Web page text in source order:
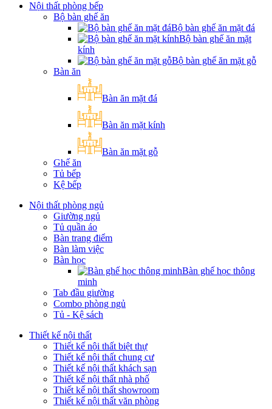
Nội thất phòng bếp
Bộ bàn ghế ăn
Bộ bàn ghế ăn mặt đá
Bộ bàn ghế ăn mặt
kính
Bộ bàn ghế ăn mặt gỗ
Bàn ăn
Bàn ăn mặt đá
Bàn ăn mặt kính
Bàn ăn mặt gỗ
Ghế ăn
Tủ bếp
Kệ bếp
Nội thất phòng ngủ
Giường ngủ
Tủ quần áo
Bàn trang điểm
Bàn làm việc
Bàn học
Bàn ghế học thông
minh
Tab đầu giường
Combo phòng ngủ
Tủ - Kệ sách
Thiết kế nội thất
Thiết kế nội thất biệt thự
Thiết kế nội thất chung cư
Thiết kế nội thất khách sạn
Thiết kế nội thất nhà phố
Thiết kế nội thất showroom
Thiết kế nội thất văn phòng